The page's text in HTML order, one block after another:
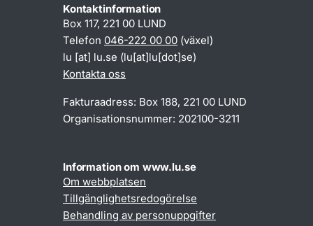
Kontaktinformation
Box 117, 221 00 LUND
Telefon 046-222 00 00 (växel)
lu [at] lu.se (lu[at]lu[dot]se)
Kontakta oss
Fakturaadress: Box 188, 221 00 LUND
Organisationsnummer: 202100-3211
Information om www.lu.se
Om webbplatsen
Tillgänglighetsredogörelse
Behandling av personuppgifter